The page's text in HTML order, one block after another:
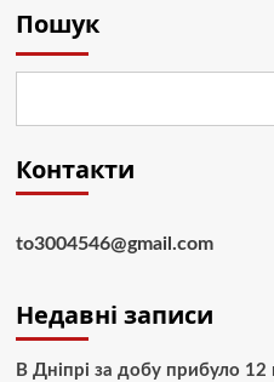
Пошук
Контакти
to3004546@gmail.com
Недавні записи
В Дніпрі за добу прибуло